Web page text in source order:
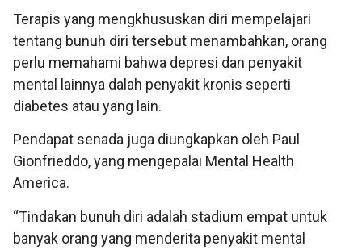
Terapis yang mengkhususkan diri mempelajari
tentang bunuh diri tersebut menambahkan, orang
perlu memahami bahwa depresi dan penyakit
mental lainnya dalah penyakit kronis seperti
diabetes atau yang lain.
Pendapat senada juga diungkapkan oleh Paul
Gionfrieddo, yang mengepalai Mental Health
America.
“Tindakan bunuh diri adalah stadium empat untuk
banyak orang yang menderita penyakit mental